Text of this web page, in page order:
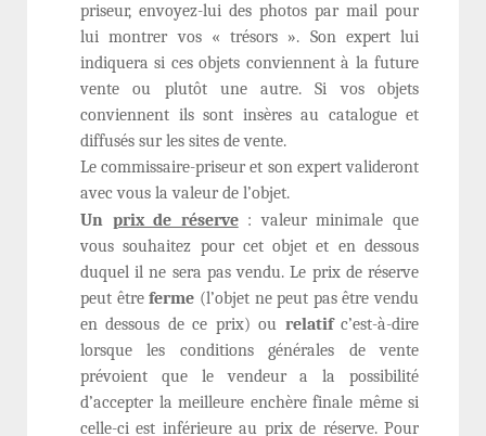
priseur, envoyez-lui des photos par mail pour
lui montrer vos « trésors ». Son expert lui
indiquera si ces objets conviennent à la future
vente ou plutôt une autre. Si vos objets
conviennent ils sont insères au catalogue et
diffusés sur les sites de vente.
Le commissaire-priseur et son expert valideront
avec vous la valeur de l’objet.
Un prix de réserve: valeur minimale que
vous souhaitez pour cet objet et en dessous
duquel il ne sera pas vendu. Le prix de réserve
peut êtreferme (l’objet ne peut pas être vendu
en dessous de ce prix) ou relatifc’est-à-dire
lorsque les conditions générales de vente
prévoient que le vendeur a la possibilité
d’accepter la meilleure enchère finale même si
celle-ci est inférieure au prix de réserve. Pour